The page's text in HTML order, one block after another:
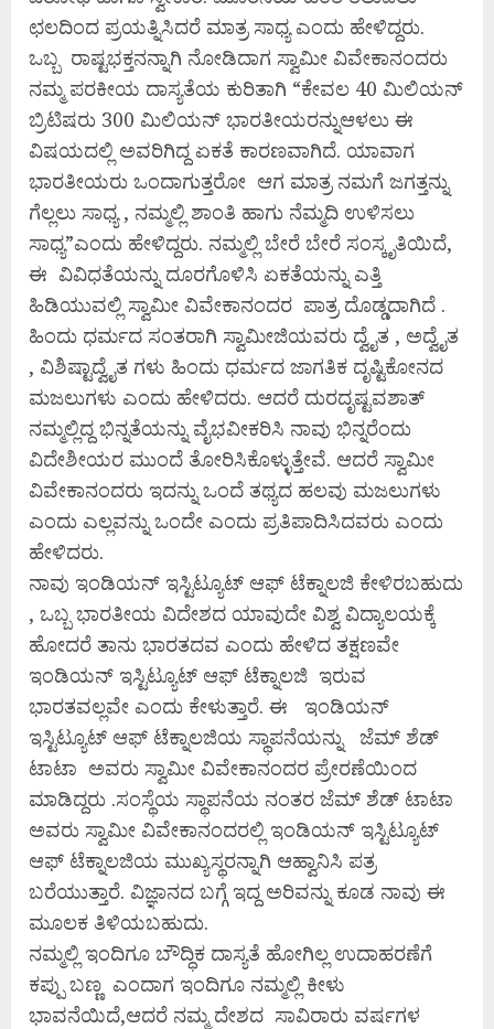
ಛಲದಿಂದ ಪ್ರಯತ್ನಿಸಿದರೆ ಮಾತ್ರ ಸಾಧ್ಯ ಎಂದು ಹೇಳಿದ್ದರು.
ಒಬ್ಬ ರಾಷ್ಟಭಕ್ತನನ್ನಾಗಿ ನೋಡಿದಾಗ ಸ್ವಾಮೀ ವಿವೇಕಾನಂದರು
ನಮ್ಮ ಪರಕೀಯ ದಾಸ್ಯತೆಯ ಕುರಿತಾಗಿ “ಕೇವಲ 40 ಮಿಲಿಯನ್
ಬ್ರಿಟಿಷರು 300 ಮಿಲಿಯನ್ ಭಾರತೀಯರನ್ನುಆಳಲು ಈ
ವಿಷಯದಲ್ಲಿ ಅವರಿಗಿದ್ದ ಏಕತೆ ಕಾರಣವಾಗಿದೆ. ಯಾವಾಗ
ಭಾರತೀಯರು ಒಂದಾಗುತ್ತರೋ ಆಗ ಮಾತ್ರ ನಮಗೆ ಜಗತ್ತನ್ನು
ಗೆಲ್ಲಲು ಸಾಧ್ಯ , ನಮ್ಮಲ್ಲಿ ಶಾಂತಿ ಹಾಗು ನೆಮ್ಮದಿ ಉಳಿಸಲು
ಸಾಧ್ಯ”ಎಂದು ಹೇಳಿದ್ದರು. ನಮ್ಮಲ್ಲಿ ಬೇರೆ ಬೇರೆ ಸಂಸ್ಕೃತಿಯಿದೆ,
ಈ ವಿವಿಧತೆಯನ್ನು ದೂರಗೊಳಿಸಿ ಏಕತೆಯನ್ನು ಎತ್ತಿ
ಹಿಡಿಯುವಲ್ಲಿ ಸ್ವಾಮೀ ವಿವೇಕಾನಂದರ ಪಾತ್ರ ದೊಡ್ಡದಾಗಿದೆ .
ಹಿಂದು ಧರ್ಮದ ಸಂತರಾಗಿ ಸ್ವಾಮೀಜಿಯವರು ದ್ವೈತ , ಅದ್ವೈತ
, ವಿಶಿಷ್ಟಾದ್ವೈತ ಗಳು ಹಿಂದು ಧರ್ಮದ ಜಾಗತಿಕ ದೃಷ್ಟಿಕೋನದ
ಮಜಲುಗಳು ಎಂದು ಹೇಳಿದರು. ಆದರೆ ದುರದೃಷ್ಟವಶಾತ್
ನಮ್ಮಲ್ಲಿದ್ದ ಭಿನ್ನತೆಯನ್ನು ವೈಭವೀಕರಿಸಿ ನಾವು ಭಿನ್ನರೆಂದು
ವಿದೇಶೀಯರ ಮುಂದೆ ತೋರಿಸಿಕೊಳ್ಳುತ್ತೇವೆ. ಆದರೆ ಸ್ವಾಮೀ
ವಿವೇಕಾನಂದರು ಇದನ್ನು ಒಂದೆ ತಥ್ಯದ ಹಲವು ಮಜಲುಗಳು
ಎಂದು ಎಲ್ಲವನ್ನು ಒಂದೇ ಎಂದು ಪ್ರತಿಪಾದಿಸಿದವರು ಎಂದು
ಹೇಳಿದರು.
ನಾವು ಇಂಡಿಯನ್ ಇಸ್ಟಿಟ್ಯೂಟ್ ಆಫ್ ಟೆಕ್ನಾಲಜಿ ಕೇಳಿರಬಹುದು
, ಒಬ್ಬ ಭಾರತೀಯ ವಿದೇಶದ ಯಾವುದೇ ವಿಶ್ವ ವಿದ್ಯಾಲಯಕ್ಕೆ
ಹೋದರೆ ತಾನು ಭಾರತದವ ಎಂದು ಹೇಳಿದ ತಕ್ಷಣವೇ
ಇಂಡಿಯನ್ ಇಸ್ಟಿಟ್ಯೂಟ್ ಆಫ್ ಟೆಕ್ನಾಲಜಿ ಇರುವ
ಭಾರತವಲ್ಲವೇ ಎಂದು ಕೇಳುತ್ತಾರೆ. ಈ ಇಂಡಿಯನ್
ಇಸ್ಟಿಟ್ಯೂಟ್ ಆಫ್ ಟೆಕ್ನಾಲಜಿಯ ಸ್ಥಾಪನೆಯನ್ನು ಜೆಮ್ ಶೆಡ್
ಟಾಟಾ ಅವರು ಸ್ವಾಮೀ ವಿವೇಕಾನಂದರ ಪ್ರೇರಣೆಯಿಂದ
ಮಾಡಿದ್ದರು .ಸಂಸ್ಥೆಯ ಸ್ಥಾಪನೆಯ ನಂತರ ಜೆಮ್ ಶೆಡ್ ಟಾಟಾ
ಅವರು ಸ್ವಾಮೀ ವಿವೇಕಾನಂದರಲ್ಲಿ ಇಂಡಿಯನ್ ಇಸ್ಟಿಟ್ಯೂಟ್
ಆಫ್ ಟೆಕ್ನಾಲಜಿಯ ಮುಖ್ಯಸ್ಥರನ್ನಾಗಿ ಆಹ್ವಾನಿಸಿ ಪತ್ರ
ಬರೆಯುತ್ತಾರೆ. ವಿಜ್ಞಾನದ ಬಗ್ಗೆ ಇದ್ದ ಅರಿವನ್ನು ಕೂಡ ನಾವು ಈ
ಮೂಲಕ ತಿಳಿಯಬಹುದು.
ನಮ್ಮಲ್ಲಿ ಇಂದಿಗೂ ಬೌದ್ಧಿಕ ದಾಸ್ಯತೆ ಹೋಗಿಲ್ಲ ಉದಾಹರಣೆಗೆ
ಕಪ್ಪು ಬಣ್ಣ ಎಂದಾಗ ಇಂದಿಗೂ ನಮ್ಮಲ್ಲಿ ಕೀಳು
ಭಾವನೆಯಿದೆ,ಆದರೆ ನಮ್ಮ ದೇಶದ ಸಾವಿರಾರು ವರ್ಷಗಳ